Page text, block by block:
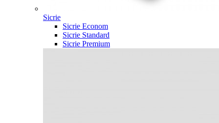
Sicrie
Sicrie Econom
Sicrie Standard
Sicrie Premium